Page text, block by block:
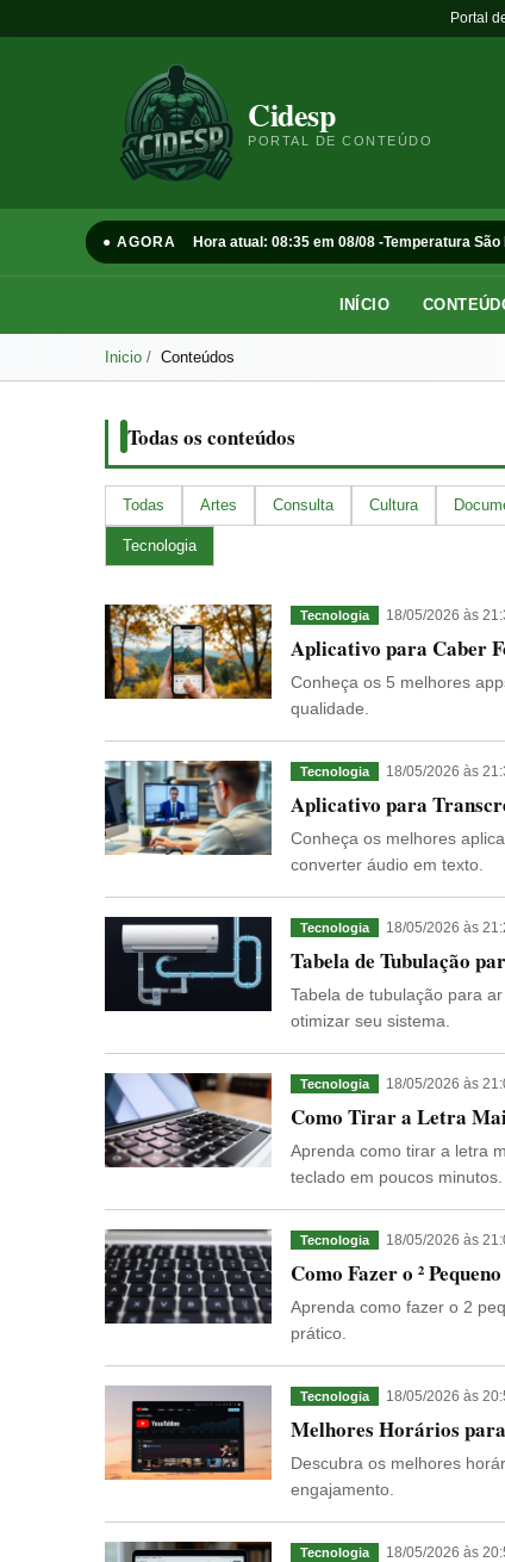
Portal
Cidesp
PORTAL DE CONTEÚDO
● AGORA Hora atual: 08:35 em 08/08 -Temperatura São
INÍCIO
Inicio Conteúdos
Todas os conteúdos
Todas Artes Consulta Cultura
Tecnologia
Tecnologia 18/05/2026 às
Aplicativo para Caber
Conheça os 5 melhores
qualidade.
Tecnologia 18/05/2026 às
Aplicativo para
Conheça os melhores
converter áudio em texto.
Tecnologia 18/05/2026 às
Tabela de Tubulação
Tabela de tubulação para
otimizar seu sistema.
Tecnologia 18/05/2026 às
Como Tirar a Letra
Aprenda como tirar a letra
teclado em poucos minutos.
Tecnologia 18/05/2026 às
Como Fazer o ²
Aprenda como fazer o 2
prático.
Tecnologia 18/05/2026 às
Melhores Horários
Descubra os melhores
engajamento.
Tecnologia 18/05/2026 às